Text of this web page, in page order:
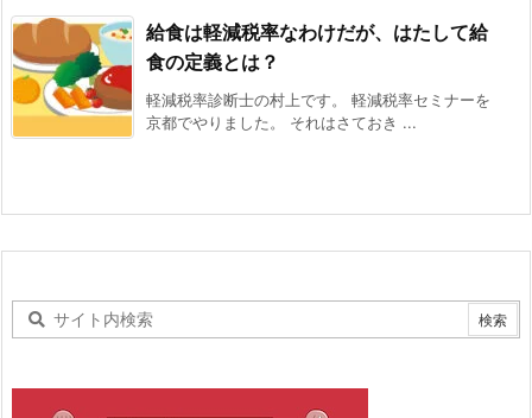
給食は軽減税率なわけだが、はたして給
食の定義とは？
軽減税率診断士の村上です。 軽減税率セミナーを
京都でやりました。 それはさておき ...